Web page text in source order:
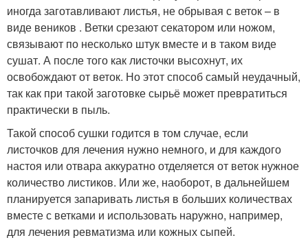
иногда заготавливают листья, не обрывая с веток – в
виде веников . Ветки срезают секатором или ножом,
связывают по несколько штук вместе и в таком виде
сушат. А после того как листочки высохнут, их
освобождают от веток. Но этот способ самый неудачный,
так как при такой заготовке сырьё может превратиться
практически в пыль.
Такой способ сушки годится в том случае, если
листочков для лечения нужно немного, и для каждого
настоя или отвара аккуратно отделяется от веток нужное
количество листиков. Или же, наоборот, в дальнейшем
планируется запаривать листья в больших количествах
вместе с ветками и использовать наружно, например,
для лечения ревматизма или кожных сыпей.